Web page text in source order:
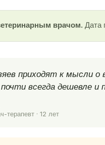
врачом. Дата
приходят к мысли
почти всегда дешевле
терапевт · 12 лет